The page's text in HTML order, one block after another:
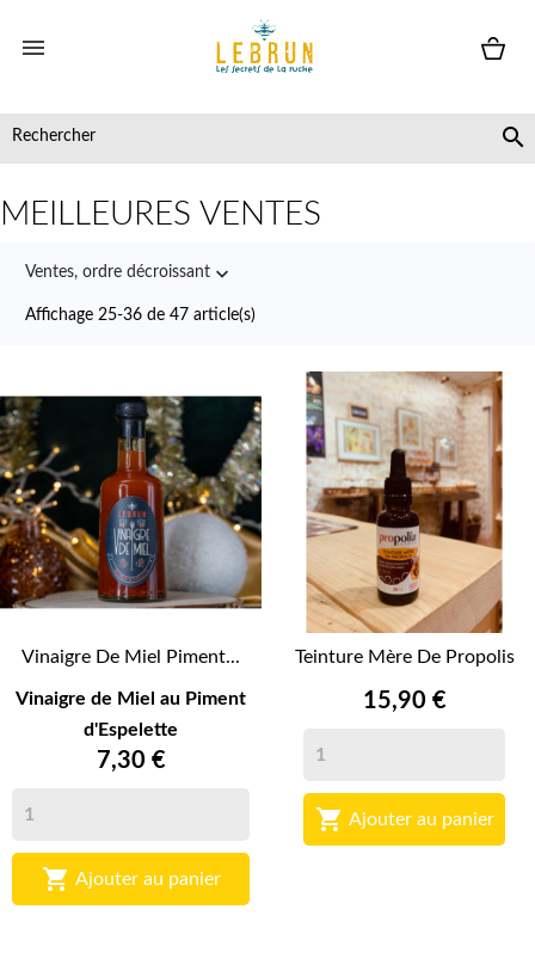


MEILLEURES VENTES
Ventes, ordre décroissant 
Affichage 25-36 de 47 article(s)
Vinaigre De Miel Piment...
Vinaigre de Miel au Piment
d'Espelette
7,30 €
 Ajouter au panier
Teinture Mère De Propolis
15,90 €
 Ajouter au panier